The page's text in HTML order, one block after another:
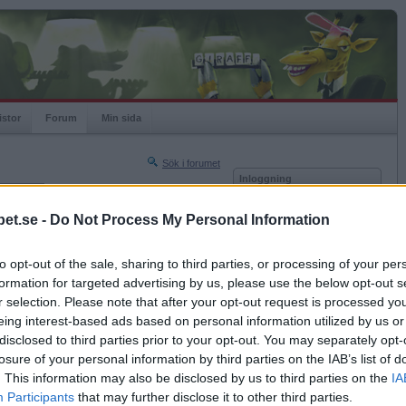
- Do Not Process My Personal Information
opt-out of the sale, sharing to third parties, or processing of your
for targeted advertising by us, please use the below opt-out
selection. Please note that after your opt-out request is processed
interest-based ads based on personal information utilized by us
to third parties prior to your opt-out. You may separately
of your personal information by third parties on the IAB’s list of
This information may also be disclosed by us to third parties on the
Participants that may further disclose it to other third parties.
Forum Min sida
Sök i forumet
Nästa sida »
2020-11-09 18:15
Inloggning
Kom ihåg mig
Glömt ditt lösenord?
Få ny aktiveringslänk
Betapet är gratis!